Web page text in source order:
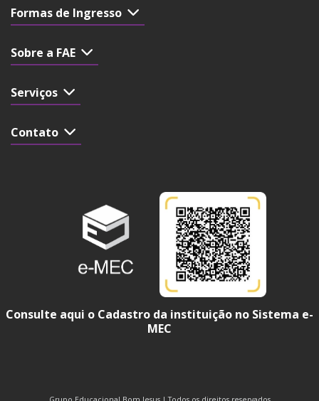
Formas de Ingresso
Sobre a FAE
Serviços
Contato
Consulte aqui o Cadastro da instituição no Sistema e-
MEC